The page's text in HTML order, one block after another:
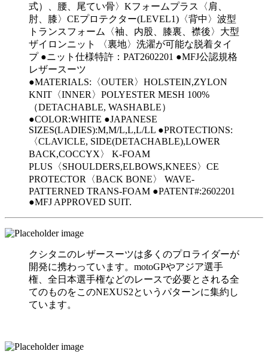
式）、腰、尾てい骨〉Kフォームプラス〈肩、
肘、膝〉CEプロテクター(LEVEL1)〈背中〉波型
トランスフォーム〈袖、内股、膝裏、襟後〉大型
ザイロンニット 〈裏地〉洗濯が可能な脱着タイ
プ ●ニット仕様特許：PAT2602201 ●MFJ公認規格
レザースーツ
●MATERIALS:〈OUTER〉HOLSTEIN,ZYLON
KNIT〈INNER〉POLYESTER MESH 100%
（DETACHABLE, WASHABLE）
●COLOR:WHITE ●JAPANESE
SIZES(LADIES):M,M/L,L,L/LL ●PROTECTIONS:
〈CLAVICLE, SIDE(DETACHABLE),LOWER
BACK,COCCYX〉 K-FOAM
PLUS〈SHOULDERS,ELBOWS,KNEES〉CE
PROTECTOR〈BACK BONE〉 WAVE-
PATTERNED TRANS-FOAM ●PATENT#:2602201
●MFJ APPROVED SUIT.
クシタニのレザースーツは多くのプロライダーが
開発に携わっています。motoGPやアジア選手
権、全日本選手権などのレースで必要とされる全
てのものをこのNEXUS2というパターンに集約し
ています。